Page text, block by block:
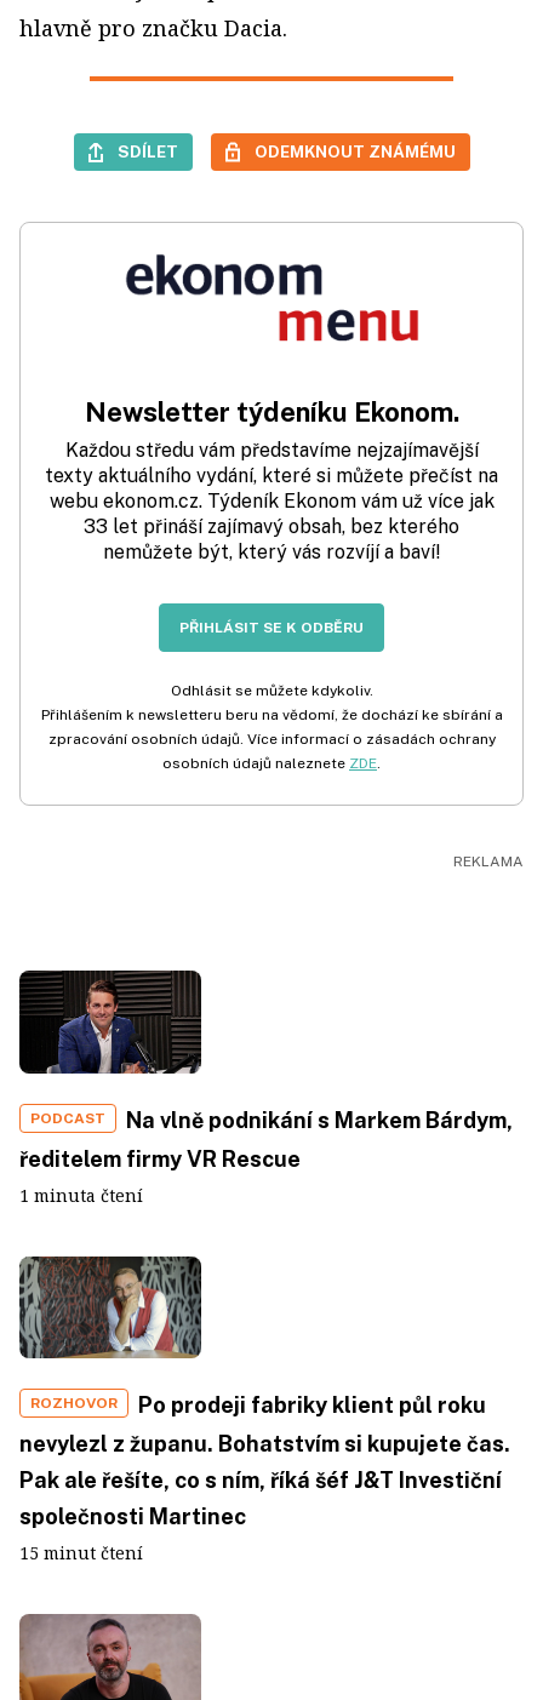
hlavně pro značku Dacia.
SDÍLET ODEMKNOUT ZNÁMÉMU
Newsletter týdeníku Ekonom.
Každou středu vám představíme nejzajímavější
texty aktuálního vydání, které si můžete přečíst na
webu ekonom.cz. Týdeník Ekonom vám už více jak
33 let přináší zajímavý obsah, bez kterého
nemůžete být, který vás rozvíjí a baví!
PŘIHLÁSIT SE K ODBĚRU
Odhlásit se můžete kdykoliv.
Přihlášením k newsletteru beru na vědomí, že dochází ke sbírání a
zpracování osobních údajů. Více informací o zásadách ochrany
osobních údajů naleznete ZDE.
PODCAST
Na vlně podnikání s Markem Bárdym,
ředitelem firmy VR Rescue
1 minuta čtení
ROZHOVOR
Po prodeji fabriky klient půl roku
nevylezl z županu. Bohatstvím si kupujete čas.
Pak ale řešíte, co s ním, říká šéf J&T Investiční
společnosti Martinec
15 minut čtení